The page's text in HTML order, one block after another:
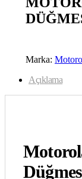
Marka:
Açıklama